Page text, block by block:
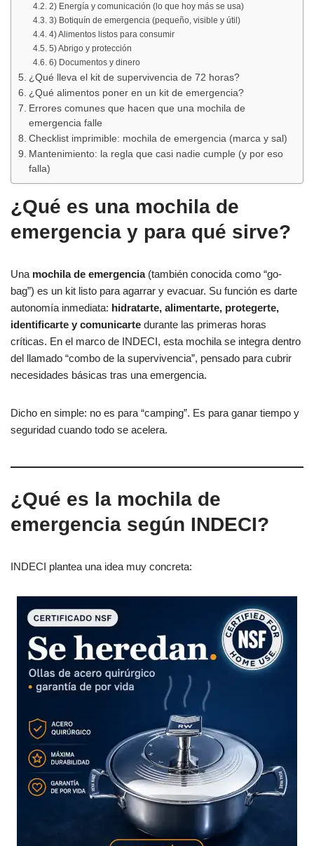
2) Energía y comunicación (lo que hoy más se usa)
3) Botiquín de emergencia (pequeño, visible y útil)
4) Alimentos listos para consumir
5) Abrigo y protección
6) Documentos y dinero
¿Qué lleva el kit de supervivencia de 72 horas?
¿Qué alimentos poner en un kit de emergencia?
Errores comunes que hacen que una mochila de
emergencia falle
Checklist imprimible: mochila de emergencia (marca y sal)
Mantenimiento: la regla que casi nadie cumple (y por eso
falla)
¿Qué es una mochila de
emergencia y para qué sirve?
Una mochila de emergencia(también conocida como “go-
bag”) es un kit listo para agarrar y evacuar. Su función es darte
autonomía inmediata: hidratarte, alimentarte, protegerte,
identificarte y comunicarte durante las primeras horas
críticas. En el marco de INDECI, esta mochila se integra dentro
del llamado “combo de la supervivencia”, pensado para cubrir
necesidades básicas tras una emergencia.
Dicho en simple: no es para “camping”. Es para ganar tiempo y
seguridad cuando todo se acelera.
¿Qué es la mochila de
emergencia según INDECI?
INDECI plantea una idea muy concreta: